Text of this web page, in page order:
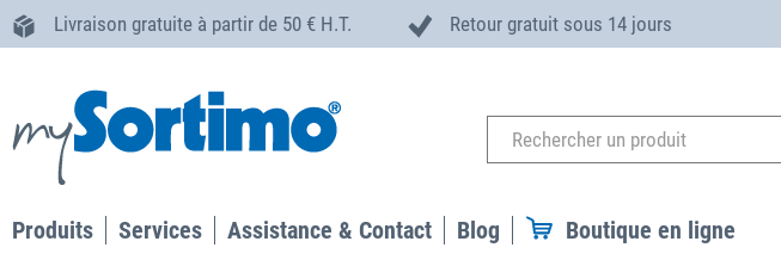
Livraison gratuite à partir de 50 € H.T. Retour gratuit sous 14 jours
Produits Services Assistance & Contact Blog Boutique en ligne